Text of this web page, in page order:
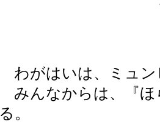
わがはいは、ミュン
みんなからは、『ほ
る。